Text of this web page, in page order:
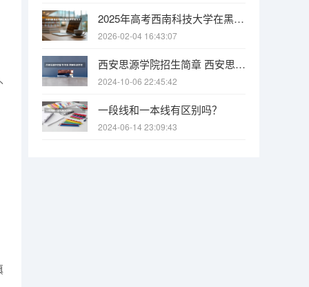
2025年高考西南科技大学在黑龙江投档分数线
2026-02-04 16:43:07
西安思源学院招生简章 西安思源学院甘肃汉语国际教育专业代码
2024-10-06 22:45:42
一段线和一本线有区别吗？
2024-06-14 23:09:43